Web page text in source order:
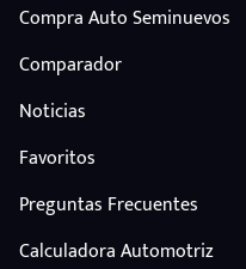
Compra Auto Seminuevos
Comparador
Noticias
Favoritos
Preguntas Frecuentes
Calculadora Automotriz